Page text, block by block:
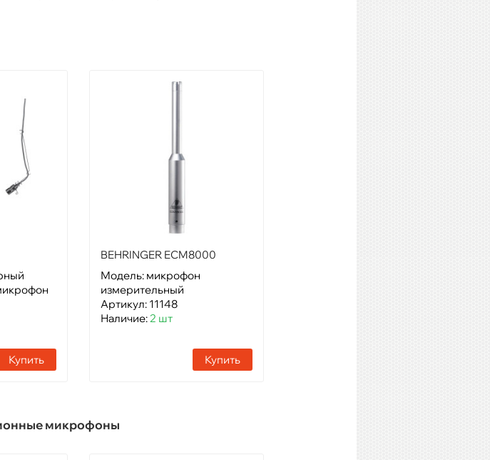
Купить
BEHRINGER ECM8000
Модель: микрофон
измерительный
Артикул: 11148
Наличие:2 шт
Купить
микрофоны